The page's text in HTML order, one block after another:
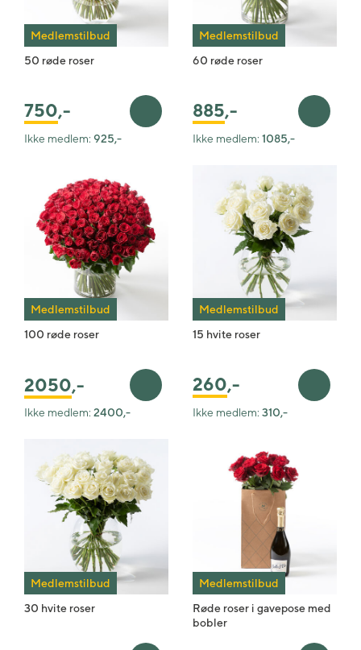
Medlemstilbud
50 røde roser
750,- Legg i handlekurv
Ikke medlem: 925,-
Medlemstilbud
60 røde roser
885,- Legg i
Ikke medlem: 1085,-
Medlemstilbud
100 røde roser
2050,- Legg i handlekurv
Ikke medlem: 2400,-
Medlemstilbud
15 hvite roser
260,- Legg i
Ikke medlem: 310,-
Medlemstilbud
30 hvite roser
Medlemstilbud
Røde roser i gavepose med
bobler